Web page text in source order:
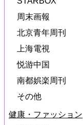
周末画報
北京青年周刊
上海電視
悦游中国
南都娯楽周刊
その他
健康・ファッション